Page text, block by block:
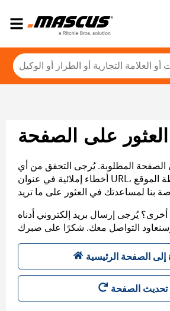
على الصفحة
الصفحة المطلوبة. يُرجى التحقق من أي
أخطاء إملائية في عنوان URL، أو عرض خريطة الموقع
يُرجى إرسال بريد إلكتروني أدناه
إلى الصفحة الرئيسية
تحديث الصفحة